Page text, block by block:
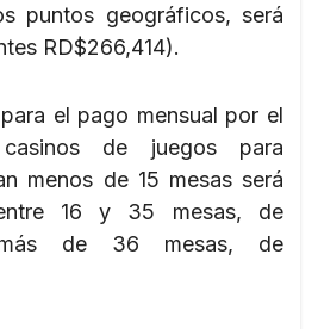
puntos geográficos, será
RD$266,414).
el pago mensual por el
de juegos para
menos de 15 mesas será
16 y 35 mesas, de
de 36 mesas, de